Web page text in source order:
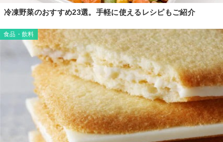
冷凍野菜のおすすめ23選。手軽に使えるレシピもご紹介
食品・飲料